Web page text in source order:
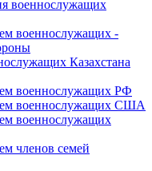
военнослужащих
военнослужащих -
Казахстана
военнослужащих РФ
военнослужащих США
военнослужащих
членов семей